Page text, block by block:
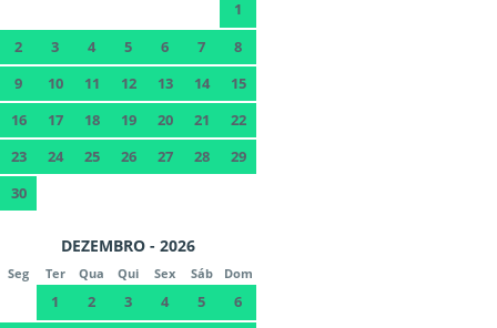
1
2
3 4 5 6 7
8
9
10 11 12 13 14
15
16
17 18 19 20 21
22
23
24 25 26 27 28
29
30
DEZEMBRO - 2026
Seg Ter Qua Qui Sex Sáb Dom
1 2 3 4 5
6